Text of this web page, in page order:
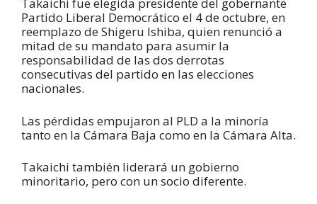
Takaichi fue elegida presidente del gobernante
Partido Liberal Democrático el 4 de octubre, en
reemplazo deShigeru Ishiba, quien renunció a
mitad de su mandato para asumir la
responsabilidad de las dos derrotas
consecutivas del partido en las elecciones
nacionales.
Las pérdidas empujaron al PLD a la minoría
tanto en la Cámara Baja como en la Cámara Alta.
Takaichi también liderará un gobierno
minoritario, pero con un socio diferente.